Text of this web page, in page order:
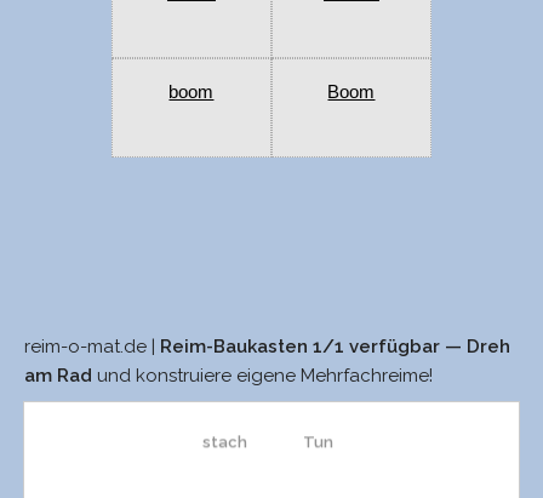
boom Boom
reim-o-mat.de |
Reim-Baukasten 1/1 verfügbar — Dreh
am Rad und konstruiere eigene Mehrfachreime!
stach Tun